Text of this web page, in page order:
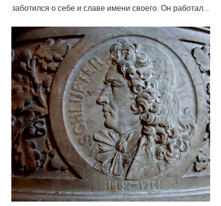
заботился о себе и славе имени своего. Он работал…